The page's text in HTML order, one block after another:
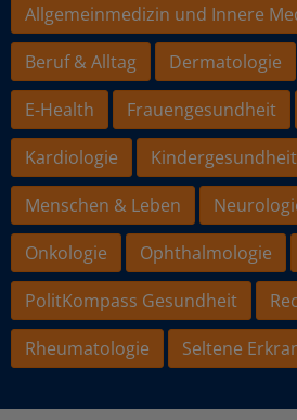
Allgemeinmedizin und Innere
Beruf & Alltag
Dermatologie
E-Health
Frauengesundheit
Kardiologie
Kindergesundheit
Menschen & Leben
Onkologie
Ophthalmologie
PolitKompass Gesundheit
Rheumatologie
Seltene